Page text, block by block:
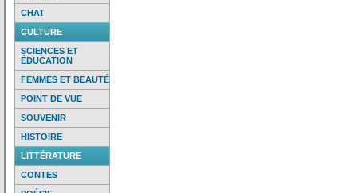
CHAT
CULTURE
SCIENCES ET
ÉDUCATION
FEMMES ET BEAUTÉ
POINT DE VUE
SOUVENIR
HISTOIRE
LITTÉRATURE
CONTES